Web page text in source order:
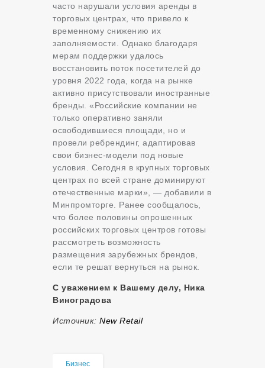
часто нарушали условия аренды в
торговых центрах, что привело к
временному снижению их
заполняемости. Однако благодаря
мерам поддержки удалось
восстановить поток посетителей до
уровня 2022 года, когда на рынке
активно присутствовали иностранные
бренды. «Российские компании не
только оперативно заняли
освободившиеся площади, но и
провели ребрендинг, адаптировав
свои бизнес-модели под новые
условия. Сегодня в крупных торговых
центрах по всей стране доминируют
отечественные марки», — добавили в
Минпромторге. Ранее сообщалось,
что более половины опрошенных
российских торговых центров готовы
рассмотреть возможность
размещения зарубежных брендов,
если те решат вернуться на рынок.
С уважением к Вашему делу, Ника
Виноградова
Источник: New Retail
Бизнес